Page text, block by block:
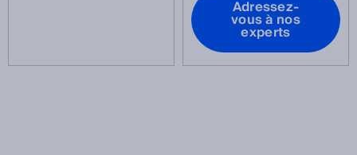
Adressez-
vous à nos
experts